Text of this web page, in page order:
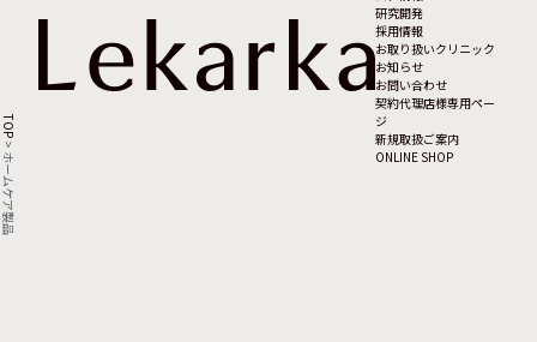
研究開発
採用情報
お取り扱いクリニック
お知らせ
お問い合わせ
契約代理店様専用ペー
ジ
新規取扱ご案内
ONLINE SHOP
TOP
>
ホームケア製品